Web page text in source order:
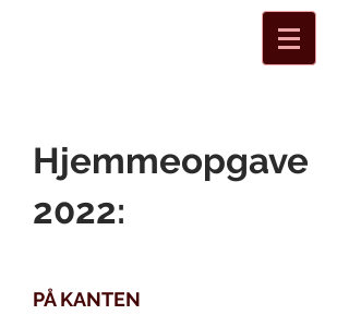
Hjemmeopgave
2022:
PÅ KANTEN